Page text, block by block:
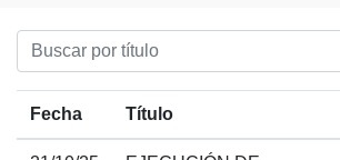
Fecha Título